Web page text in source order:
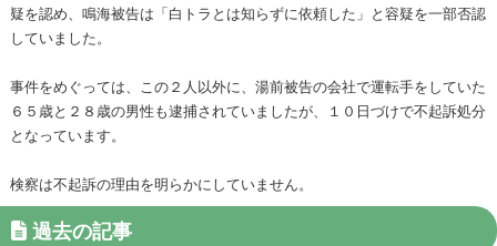
疑を認め、鳴海被告は「白トラとは知らずに依頼した」と容疑を一部否認
していました。
事件をめぐっては、この２人以外に、湯前被告の会社で運転手をしていた
６５歳と２８歳の男性も逮捕されていましたが、１０日づけで不起訴処分
となっています。
検察は不起訴の理由を明らかにしていません。
過去の記事